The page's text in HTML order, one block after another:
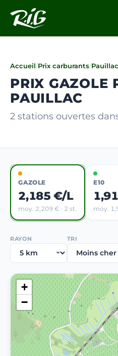
Accueil/Prix carburants/Pauillac
PRIX GAZOLE
PAUILLAC
2 stations ouvertes
GAZOLE
2,185 €/L
moy. 2,209 € · 2 st.
E10
moy.
RAYON TRI
+
−